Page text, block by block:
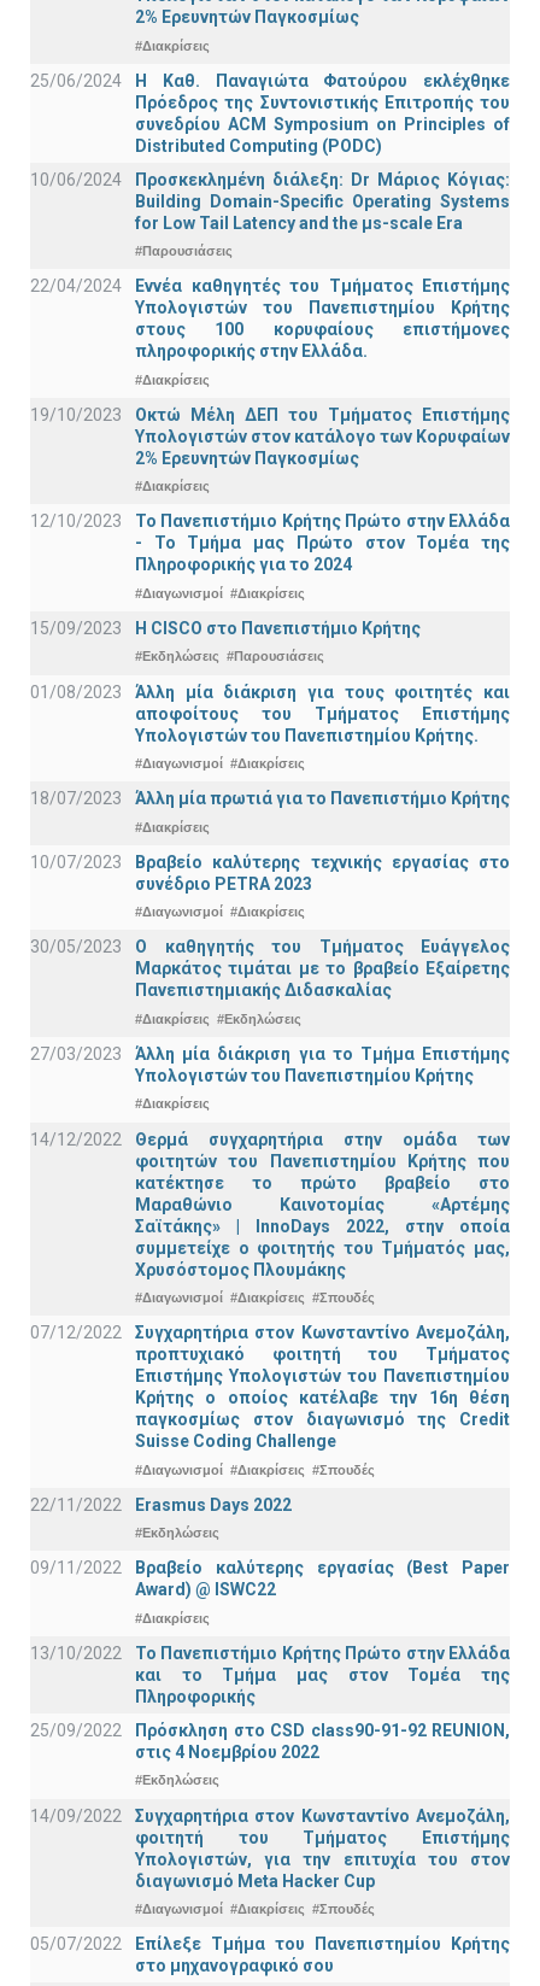
2% Ερευνητών Παγκοσμίως
#Διακρίσεις
25/06/2024
Η Καθ. Παναγιώτα Φατούρου εκλέχθηκε
Πρόεδρος της Συντονιστικής Επιτροπής του
συνεδρίου ACM Symposium on Principles of
Distributed Computing (PODC)
10/06/2024
Προσκεκλημένη διάλεξη: Dr Μάριος Κόγιας:
Building Domain-Specific Operating Systems
for Low Tail Latency and the μs-scale Era
#Παρουσιάσεις
22/04/2024
Εννέα καθηγητές του Τμήματος Επιστήμης
Υπολογιστών του Πανεπιστημίου Κρήτης
στους 100 κορυφαίους επιστήμονες
πληροφορικής στην Ελλάδα.
#Διακρίσεις
19/10/2023
Οκτώ Μέλη ΔΕΠ του Τμήματος Επιστήμης
Υπολογιστών στον κατάλογο των Κορυφαίων
2% Ερευνητών Παγκοσμίως
#Διακρίσεις
12/10/2023
Το Πανεπιστήμιο Κρήτης Πρώτο στην Ελλάδα
- Το Τμήμα μας Πρώτο στον Τομέα της
Πληροφορικής για το 2024
#Διαγωνισμοί #Διακρίσεις
15/09/2023 Η CISCO στο Πανεπιστήμιο Κρήτης
#Εκδηλώσεις #Παρουσιάσεις
01/08/2023
Άλλη μία διάκριση για τους φοιτητές και
αποφοίτους του Τμήματος Επιστήμης
Υπολογιστών του Πανεπιστημίου Κρήτης.
#Διαγωνισμοί #Διακρίσεις
18/07/2023 Άλλη μία πρωτιά για το Πανεπιστήμιο Κρήτης
#Διακρίσεις
10/07/2023
Βραβείο καλύτερης τεχνικής εργασίας στο
συνέδριο PETRA 2023
#Διαγωνισμοί #Διακρίσεις
30/05/2023
Ο καθηγητής του Τμήματος Ευάγγελος
Μαρκάτος τιμάται με το βραβείο Εξαίρετης
Πανεπιστημιακής Διδασκαλίας
#Διακρίσεις #Εκδηλώσεις
27/03/2023
Άλλη μία διάκριση για το Τμήμα Επιστήμης
Υπολογιστών του Πανεπιστημίου Κρήτης
#Διακρίσεις
14/12/2022
Θερμά συγχαρητήρια στην ομάδα των
φοιτητών του Πανεπιστημίου Κρήτης που
κατέκτησε το πρώτο βραβείο στο
Μαραθώνιο Καινοτομίας «Αρτέμης
Σαϊτάκης» | InnoDays 2022, στην οποία
συμμετείχε ο φοιτητής του Τμήματός μας,
Χρυσόστομος Πλουμάκης
#Διαγωνισμοί #Διακρίσεις #Σπουδές
07/12/2022
Συγχαρητήρια στον Κωνσταντίνο Ανεμοζάλη,
προπτυχιακό φοιτητή του Τμήματος
Επιστήμης Υπολογιστών του Πανεπιστημίου
Κρήτης ο οποίος κατέλαβε την 16η θέση
παγκοσμίως στον διαγωνισμό της Credit
Suisse Coding Challenge
#Διαγωνισμοί #Διακρίσεις #Σπουδές
22/11/2022 Erasmus Days 2022
#Εκδηλώσεις
09/11/2022
Βραβείο καλύτερης εργασίας (Best Paper
Award) @ ISWC22
#Διακρίσεις
13/10/2022
Το Πανεπιστήμιο Κρήτης Πρώτο στην Ελλάδα
και το Τμήμα μας στον Τομέα της
Πληροφορικής
25/09/2022
Πρόσκληση στο CSD class90-91-92 REUNION,
στις 4 Νοεμβρίου 2022
#Εκδηλώσεις
14/09/2022
Συγχαρητήρια στον Κωνσταντίνο Ανεμοζάλη,
φοιτητή του Τμήματος Επιστήμης
Υπολογιστών, για την επιτυχία του στον
διαγωνισμό Meta Hacker Cup
#Διαγωνισμοί #Διακρίσεις #Σπουδές
05/07/2022
Επίλεξε Τμήμα του Πανεπιστημίου Κρήτης
στο μηχανογραφικό σου